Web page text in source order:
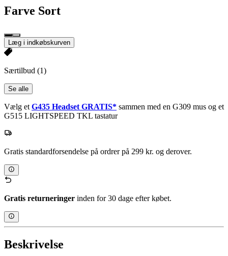
Farve Sort
Læg i indkøbskurven
Særtilbud (1)
Se alle
Vælg et G435 Headset GRATIS* sammen med en G309 mus og et
G515 LIGHTSPEED TKL tastatur
Gratis standardforsendelse på ordrer på 299 kr. og derover.
Gratis returneringer inden for 30 dage efter købet.
Beskrivelse